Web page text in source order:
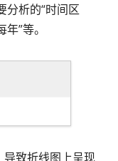
分析的“时间区
”等。
导致折线图上呈现